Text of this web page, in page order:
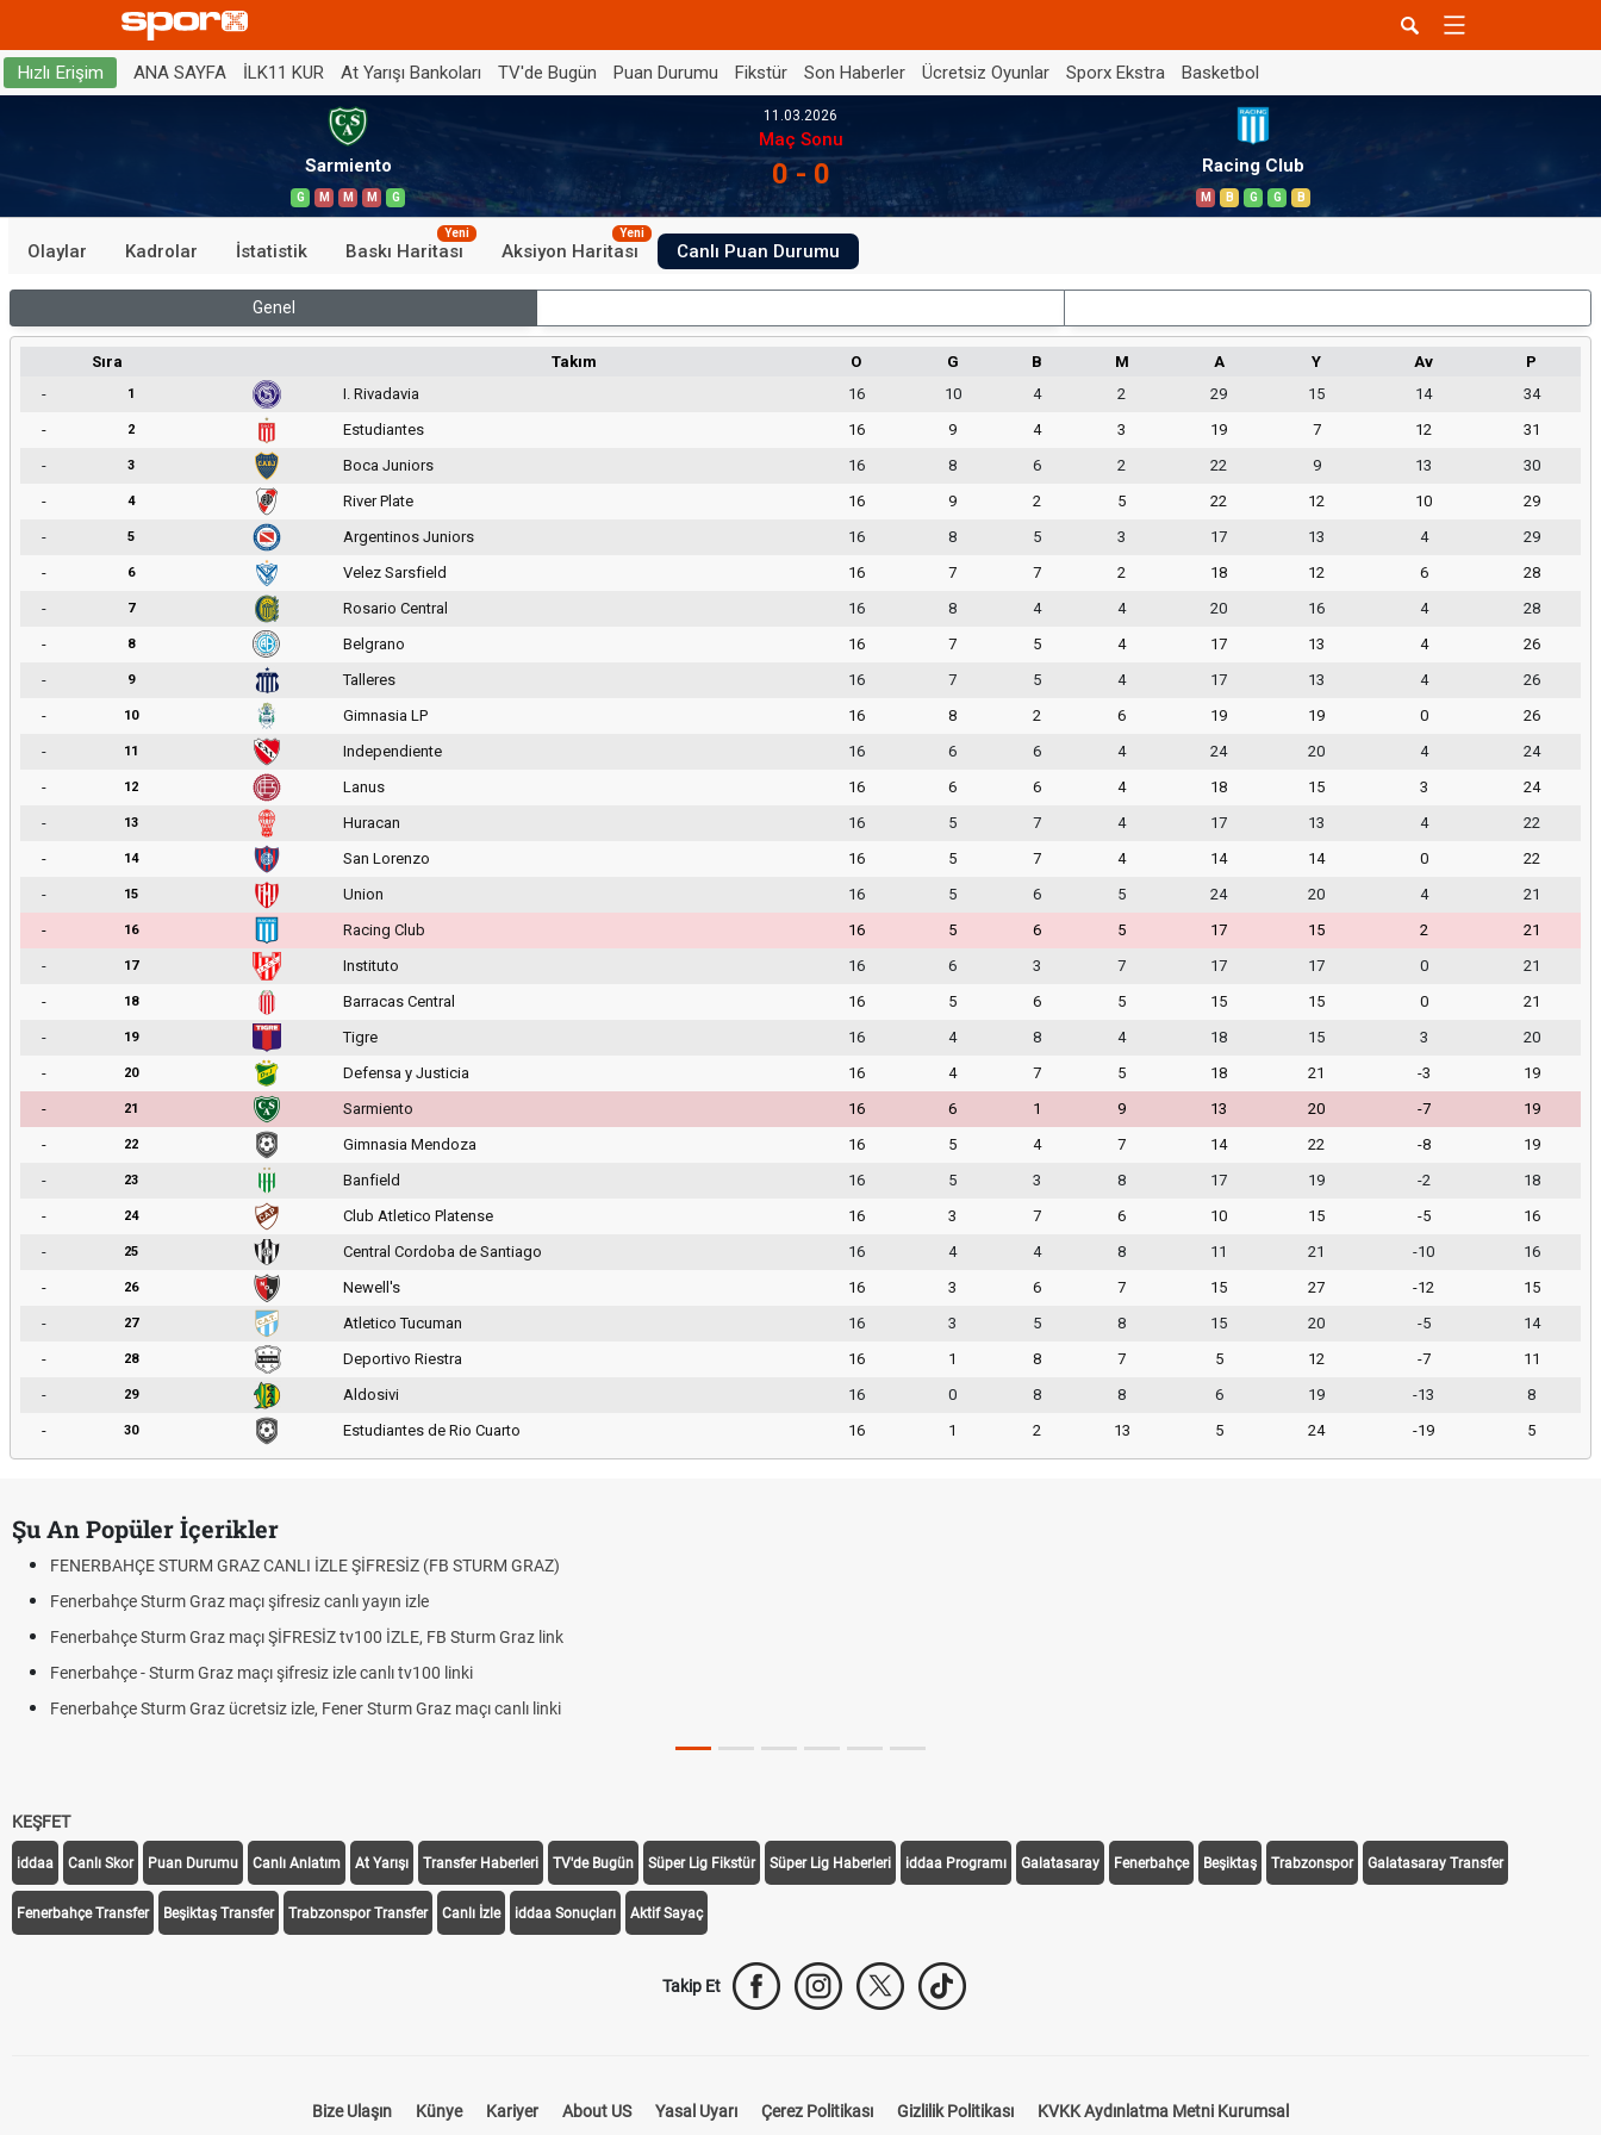
Hızlı Erişim ANA SAYFA İLK11 KUR At Yarışı Bankoları TV'de Bugün Puan Durumu Fikstür Son Haberler Ücretsiz Oyunlar Sporx Ekstra Basketbol
Sarmiento
G M M M G
11.03.2026
Maç Sonu
0 - 0 Racing Club
M B G G B
Olaylar Kadrolar İstatistik Baskı Haritası
Yeni
Aksiyon Haritası
Yeni
Canlı Puan Durumu
Genel
Sıra Takım O G B M A Y Av
P
-
1 I. Rivadavia 16 10 4 2 29 15 14
34
-
2 Estudiantes 16 9 4 3 19 7 12
31
-
3 Boca Juniors 16 8 6 2 22 9 13
30
-
4 River Plate 16 9 2 5 22 12 10
29
-
5 Argentinos Juniors 16 8 5 3 17 13 4
29
-
6 Velez Sarsfield 16 7 7 2 18 12 6
28
-
7 Rosario Central 16 8 4 4 20 16 4
28
-
8 Belgrano 16 7 5 4 17 13 4
26
-
9 Talleres 16 7 5 4 17 13 4
26
-
10 Gimnasia LP 16 8 2 6 19 19 0
26
-
11 Independiente 16 6 6 4 24 20 4
24
-
12 Lanus 16 6 6 4 18 15 3
24
-
13 Huracan 16 5 7 4 17 13 4
22
-
14 San Lorenzo 16 5 7 4 14 14 0
22
-
15 Union 16 5 6 5 24 20 4
21
-
16 Racing Club 16 5 6 5 17 15 2
21
-
17 Instituto 16 6 3 7 17 17 0
21
-
18 Barracas Central 16 5 6 5 15 15 0
21
-
19 Tigre 16 4 8 4 18 15 3
20
-
20 Defensa y Justicia 16 4 7 5 18 21 -3
19
-
21 Sarmiento 16 6 1 9 13 20 -7
19
-
22 Gimnasia Mendoza 16 5 4 7 14 22 -8
19
-
23 Banfield 16 5 3 8 17 19 -2
18
-
24 Club Atletico Platense 16 3 7 6 10 15 -5
16
-
25 Central Cordoba de Santiago 16 4 4 8 11 21 -10
16
-
26 Newell's 16 3 6 7 15 27 -12
15
-
27 Atletico Tucuman 16 3 5 8 15 20 -5
14
-
28 Deportivo Riestra 16 1 8 7 5 12 -7
11
-
29 Aldosivi 16 0 8 8 6 19 -13
8
-
30 Estudiantes de Rio Cuarto 16 1 2 13 5 24 -19 5
Şu An Popüler İçerikler
FENERBAHÇE STURM GRAZ CANLI İZLE ŞİFRESİZ (FB STURM GRAZ)
Fenerbahçe Sturm Graz maçı şifresiz canlı yayın izle
Fenerbahçe Sturm Graz maçı ŞİFRESİZ tv100 İZLE, FB Sturm Graz link
Fenerbahçe - Sturm Graz maçı şifresiz izle canlı tv100 linki
Fenerbahçe Sturm Graz ücretsiz izle, Fener Sturm Graz maçı canlı linki
KEŞFET
iddaa Canlı Skor Puan Durumu Canlı Anlatım At Yarışı Transfer Haberleri TV'de Bugün Süper Lig Fikstür Süper Lig Haberleri iddaa Programı Galatasaray Fenerbahçe Beşiktaş Trabzonspor Galatasaray Transfer
Fenerbahçe Transfer Beşiktaş Transfer Trabzonspor Transfer Canlı İzle iddaa Sonuçları Aktif Sayaç
Takip Et
Bize Ulaşın Künye Kariyer About US Yasal Uyarı Çerez Politikası Gizlilik Politikası KVKK Aydınlatma Metni Kurumsal